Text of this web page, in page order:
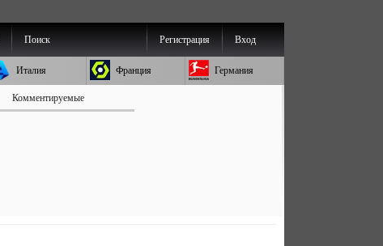
Поиск Вход
Регистрация
Италия Франция Германия
Комментируемые